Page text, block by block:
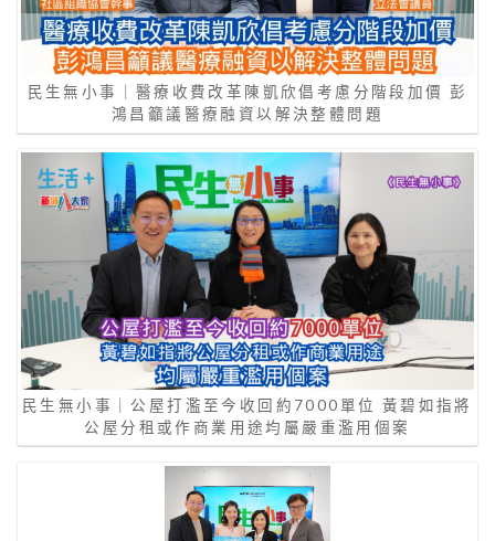
民生無小事｜醫療收費改革陳凱欣倡考慮分階段加價 彭
鴻昌籲議醫療融資以解決整體問題
民生無小事｜公屋打濫至今收回約7000單位 黃碧如指將
公屋分租或作商業用途均屬嚴重濫用個案